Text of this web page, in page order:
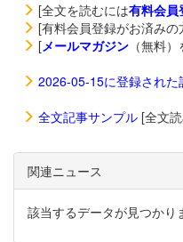
[全文を読むには有料会員
[有料会員登録がお済みの
[メールマガジン （無料
2026-05-15に登録された
全文記事サンプル [全文
関連ニュース
該当するデータが見つかり